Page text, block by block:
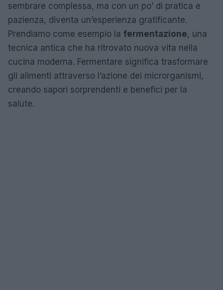
sembrare complessa, ma con un po’ di pratica e
pazienza, diventa un’esperienza gratificante.
Prendiamo come esempio la fermentazione, una
tecnica antica che ha ritrovato nuova vita nella
cucina moderna. Fermentare significa trasformare
gli alimenti attraverso l’azione dei microrganismi,
creando sapori sorprendenti e benefici per la
salute.